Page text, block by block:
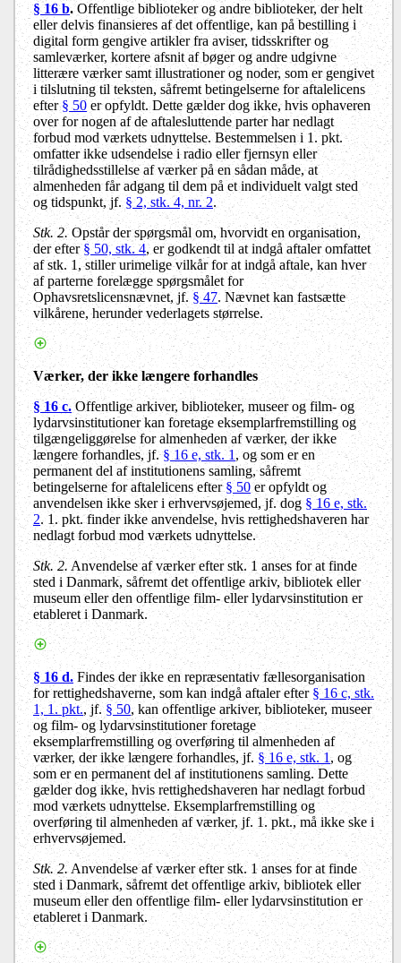
§ 16 b.Offentlige biblioteker og andre biblioteker, der helt
eller delvis finansieres af det offentlige, kan på bestilling i
digital form gengive artikler fra aviser, tidsskrifter og
samleværker, kortere afsnit af bøger og andre udgivne
litterære værker samt illustrationer og noder, som er gengivet
i tilslutning til teksten, såfremt betingelserne for aftalelicens
efter§ 50 er opfyldt. Dette gælder dog ikke, hvis ophaveren
over for nogen af de aftalesluttende parter har nedlagt
forbud mod værkets udnyttelse. Bestemmelsen i 1. pkt.
omfatter ikke udsendelse i radio eller fjernsyn eller
tilrådighedsstillelse af værker på en sådan måde, at
almenheden får adgang til dem på et individuelt valgt sted
og tidspunkt, jf. § 2, stk. 4, nr. 2.
Stk. 2. Opstår der spørgsmål om, hvorvidt en organisation,
der efter§ 50, stk. 4, er godkendt til at indgå aftaler omfattet
af stk. 1, stiller urimelige vilkår for at indgå aftale, kan hver
af parterne forelægge spørgsmålet for
Ophavsretslicensnævnet, jf. § 47. Nævnet kan fastsætte
vilkårene, herunder vederlagets størrelse.
Værker, der ikke længere forhandles
§ 16 c.Offentlige arkiver, biblioteker, museer og film- og
lydarvsinstitutioner kan foretage eksemplarfremstilling og
tilgængeliggørelse for almenheden af værker, der ikke
længere forhandles, jf.§ 16 e, stk. 1, og som er en
permanent del af institutionens samling, såfremt
betingelserne for aftalelicens efter§ 50er opfyldt og
anvendelsen ikke sker i erhvervsøjemed, jf. dog § 16 e, stk.
2. 1. pkt. finder ikke anvendelse, hvis rettighedshaveren har
nedlagt forbud mod værkets udnyttelse.
Stk. 2. Anvendelse af værker efter stk. 1 anses for at finde
sted i Danmark, såfremt det offentlige arkiv, bibliotek eller
museum eller den offentlige film- eller lydarvsinstitution er
etableret i Danmark.
§ 16 d.Findes der ikke en repræsentativ fællesorganisation
for rettighedshaverne, som kan indgå aftaler efter § 16 c, stk.
1, 1. pkt., jf.§ 50, kan offentlige arkiver, biblioteker, museer
og film- og lydarvsinstitutioner foretage
eksemplarfremstilling og overføring til almenheden af
værker, der ikke længere forhandles, jf. § 16 e, stk. 1, og
som er en permanent del af institutionens samling. Dette
gælder dog ikke, hvis rettighedshaveren har nedlagt forbud
mod værkets udnyttelse. Eksemplarfremstilling og
overføring til almenheden af værker, jf. 1. pkt., må ikke ske i
erhvervsøjemed.
Stk. 2.Anvendelse af værker efter stk. 1 anses for at finde
sted i Danmark, såfremt det offentlige arkiv, bibliotek eller
museum eller den offentlige film- eller lydarvsinstitution er
etableret i Danmark.